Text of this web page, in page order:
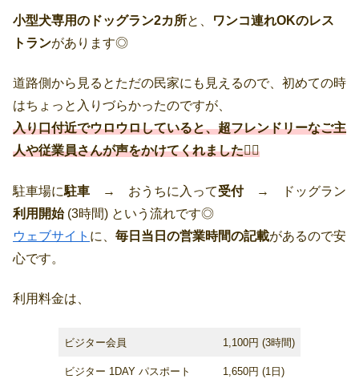
小型犬専用のドッグラン2カ所と、
ワンコ連れOKのレス
トランがあります◎
道路側から見るとただの民家にも見えるので、初めての時
はちょっと入りづらかったのですが、
入り口付近でウロウロしていると、超フレンドリーなご主
人や従業員さんが声をかけてくれました🙆‍♀️
駐車場に駐車 → おうちに入って受付→ ドッグラン
利用開始(3時間) という流れです◎
ウェブサイト に、 毎日当日の営業時間の記載があるので安
心です。
利用料金は、
ビジター会員 1,100円 (3時間)
ビジター 1DAY パスポート 1,650円 (1日)